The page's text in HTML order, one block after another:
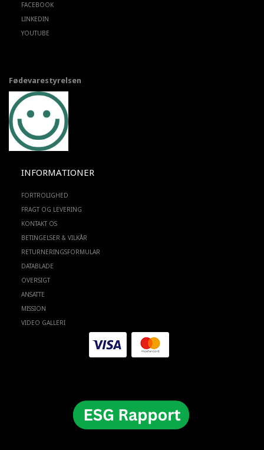
FACEBOOK
LINKEDIN
YOUTUBE
Fødevarestyrelsen
INFORMATIONER
FORTROLIGHED
FRAGT OG LEVERING
KONTAKT OS
BETINGELSER & VILKÅR
RETURNERINGSFORMULAR
DATABLADE
OVERSIGT
ANSATTE
MISSION
VIDEO GALLERI